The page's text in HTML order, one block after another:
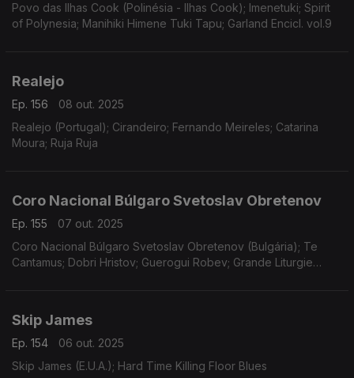
Povo das Ilhas Cook (Polinésia - Ilhas Cook); Imenetuki; Spirit
of Polynesia; Manihiki Himene Tuki Tapu; Garland Encicl. vol.9
Realejo
Ep. 156
08 out. 2025
Realejo (Portugal); Cirandeiro; Fernando Meireles; Catarina
Moura; Ruja Ruja
Coro Nacional Búlgaro Svetoslav Obretenov
Ep. 155
07 out. 2025
Coro Nacional Búlgaro Svetoslav Obretenov (Bulgária); Te
Cantamus; Dobri Hristov; Guerogui Robev; Grande Liturgie
Skip James
Ep. 154
06 out. 2025
Skip James (E.U.A.); Hard Time Killing Floor Blues